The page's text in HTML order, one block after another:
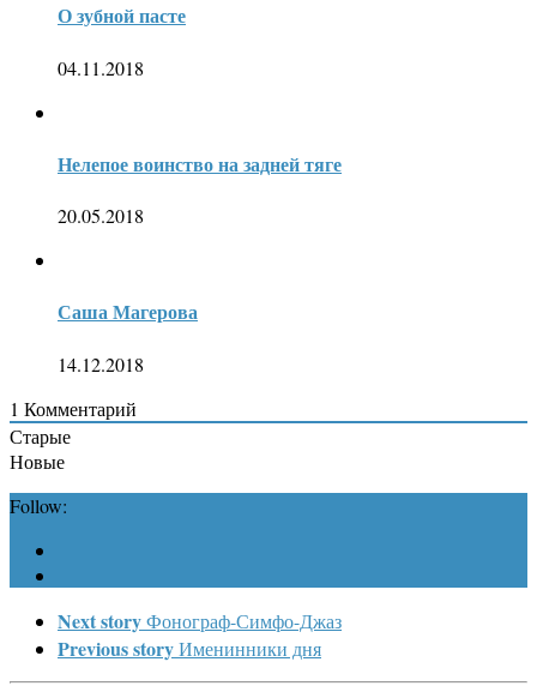
О зубной пасте
04.11.2018
Нелепое воинство на задней тяге
20.05.2018
Саша Магерова
14.12.2018
1 Комментарий
Старые
Новые
Follow:
Next storyФонограф-Симфо-Джаз
Previous storyИменинники дня